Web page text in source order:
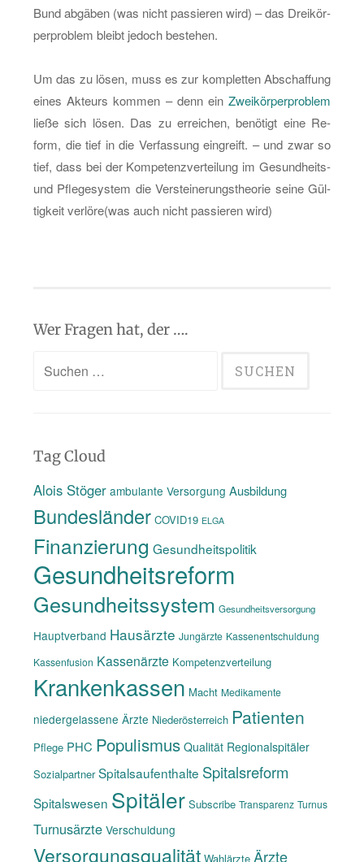
Bund ab­gä­ben (was nicht pas­sie­ren wird) – das Drei­kör­
per­pro­blem bleibt je­doch be­ste­hen.
Um das zu lösen, muss es zur kom­plet­ten Ab­schaf­fung
eines Ak­teurs kom­men – denn ein Zwei­kör­per­pro­blem
ließe sich lösen. Das zu er­rei­chen, be­nö­tigt eine Re­
form, die tief in die Ver­fas­sung ein­greift. – und zwar so
tief, dass bei der Kom­pe­tenz­ver­tei­lung im Ge­sund­heits-
und Pfle­ge­sys­tem die Ver­stei­ne­rungs­theo­rie seine Gül­
tig­keit ver­lö­re(was auch nicht pas­sie­ren wird)
Wer Fragen hat, der ….
Suchen
Tag Cloud
Alois Stöger ambulante Versorgung Ausbildung
Bundesländer COVID19 ELGA
Finanzierung Gesundheitspolitik
Gesundheitsreform
Gesundheitssystem Gesundheitsversorgung
Hauptverband Hausärzte Jungärzte Kassenentschuldung
Kassenfusion Kassenärzte Kompetenzverteilung
Krankenkassen Macht Medikamente
niedergelassene Ärzte Niederösterreich Patienten
Pflege PHC Populismus Qualität Regionalspitäler
Sozialpartner Spitalsaufenthalte Spitalsreform
Spitalswesen Spitäler Subscribe Transparenz Turnus
Turnusärzte Verschuldung
Versorgungsqualität Wahlärzte Ärzte